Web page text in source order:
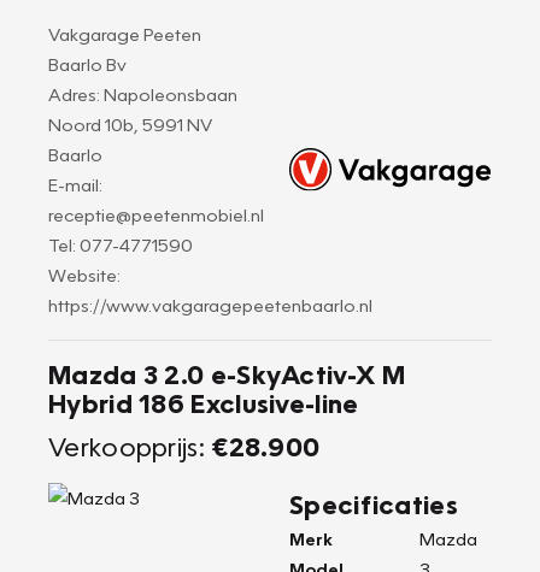
Vakgarage Peeten
Baarlo Bv
Adres: Napoleonsbaan
Noord 10b, 5991 NV
Baarlo
E-mail:
receptie@peetenmobiel.nl
Tel: 077-4771590
Website:
https://www.vakgaragepeetenbaarlo.nl
Mazda 3 2.0 e-SkyActiv-X M
Hybrid 186 Exclusive-line
Verkoopprijs: €28.900
Specificaties
Merk
Mazda